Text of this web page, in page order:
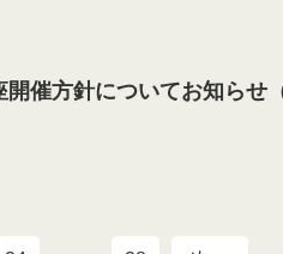
催方針についてお知らせ